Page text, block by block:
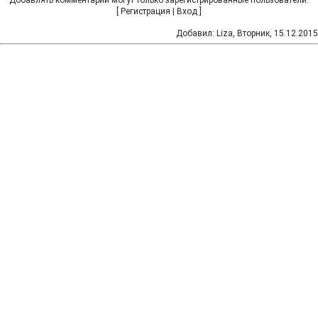
Регистрация Вход
Добавил: Liza, Вторник, 15.12.2015